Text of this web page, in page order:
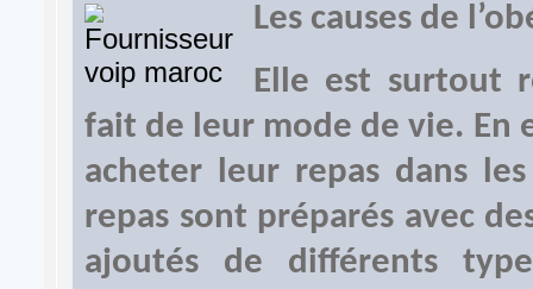
Les causes de
Elle est surtout
fait de leur mode de vie. En
acheter leur repas dans
repas sont préparés avec
ajoutés de différents